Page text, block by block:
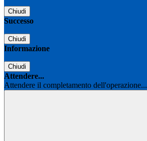
Chiudi
Successo
Chiudi
Informazione
Chiudi
Attendere...
Attendere il completamento dell'operazione...